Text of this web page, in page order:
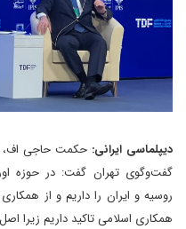
دیپلماسی ایرانی: حکمت حاجی اف،
گفت‌وگوی تهران گفت: در حوزه
روسیه و ایران را داریم و از
همکاری اسلامی تاکید داریم زیرا